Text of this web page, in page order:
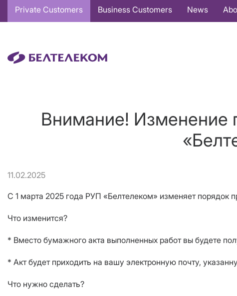
Основная
навигация
Private Customers Business Customers News
Внимание! Изменение
11.02.2025
С 1 марта 2025 года РУП «Белтелеком» изменяет порядок
Что изменится?
* Вместо бумажного акта выполненных работ вы будете
* Акт будет приходить на вашу электронную почту,
Что нужно сделать?